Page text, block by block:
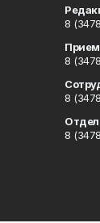
8
8
8
Отдел
8